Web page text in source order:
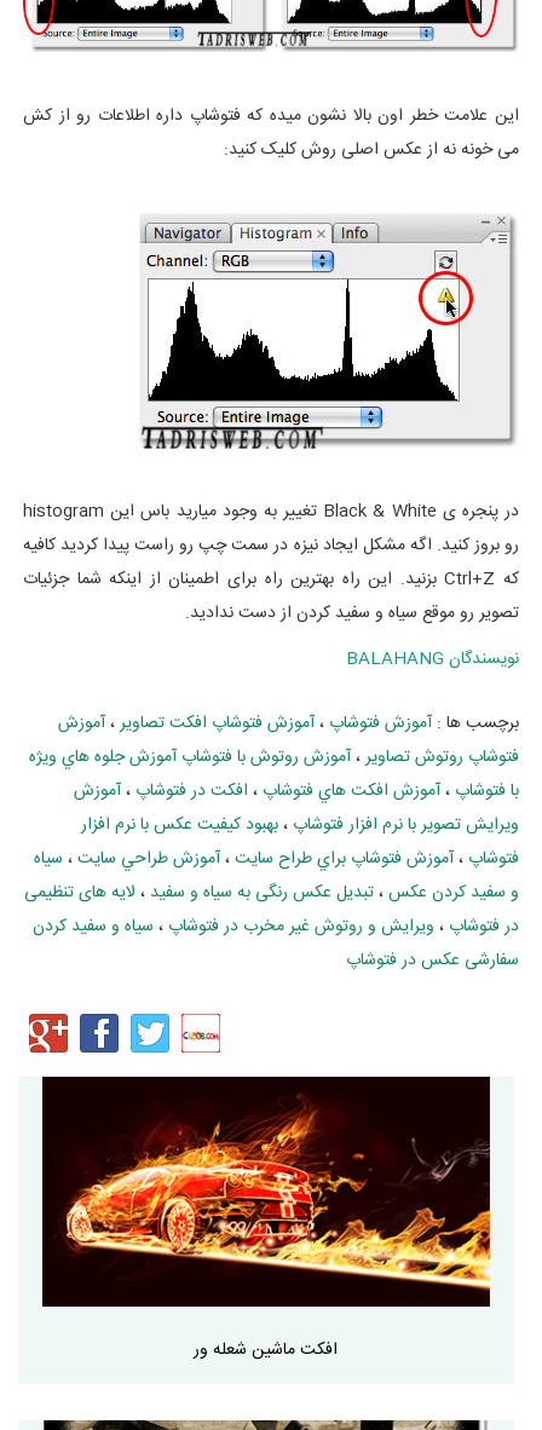
این علامت خطر اون بالا نشون میده که فتوشاپ داره اطلاعات رو از کش
می خونه نه از عکس اصلی روش کلیک کنید:
در پنجره ی Black & White تغییر به وجود میارید باس این histogram
رو بروز کنید. اگه مشکل ایجاد نیزه در سمت چپ رو راست پیدا کردید کافیه
که Ctrl+Z بزنید. این راه بهترین راه برای اطمینان از اینکه شما جزئیات
تصویر رو موقع سیاه و سفید کردن از دست ندادید.
نويسندگان BALAHANG
برچسب ها :آموزش فتوشاپ ،آموزش فتوشاپ افکت تصاوير،آموزش
فتوشاپ روتوش تصاوير،آموزش روتوش با فتوشاپ آموزش جلوه هاي ويژه
با فتوشاپ ،آموزش افکت هاي فتوشاپ ، افکت در فتوشاپ ،آموزش
ويرايش تصوير با نرم افزار فتوشاپ ،بهبود کيفيت عکس با نرم افزار
فتوشاپ ،آموزش فتوشاپ براي طراح سايت،آموزش طراحي سايت، سیاه
و سفید کردن عکس،تبدیل عکس رنگی به سیاه و سفید ، لایه های تنظیمی
در فتوشاپ ، ویرایش و روتوش غیر مخرب در فتوشاپ ، سیاه و سفید کردن
سفارشی عکس در فتوشاپ
افکت ماشین شعله ور